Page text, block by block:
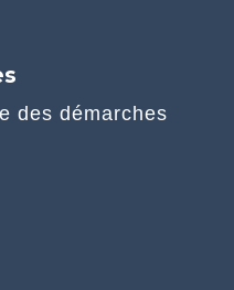
des démarches